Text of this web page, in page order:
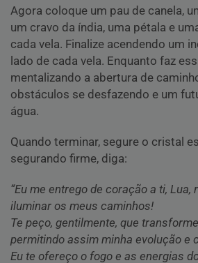
Agora coloque um pau de canela,
um cravo da índia, uma pétala e
cada vela. Finalize acendendo um
lado de cada vela. Enquanto faz
mentalizando a abertura de
obstáculos se desfazendo e um
água.
Quando terminar, segure o cristal
segurando firme, diga:
“Eu me entrego de coração a ti, Lua,
iluminar os meus caminhos!
Te peço, gentilmente, que
permitindo assim minha evolução e
Eu te ofereço o fogo e as energias